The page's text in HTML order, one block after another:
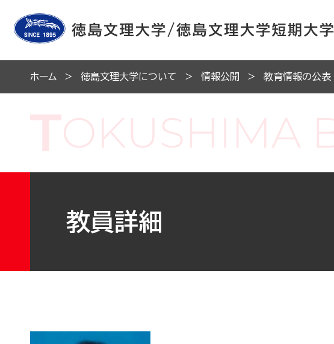
ホーム 徳島文理大学について 情報公開 教育情報の公表
教員詳細